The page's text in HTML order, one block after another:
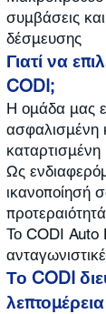
συμβάσεις
δέσμευσης
Γιατί να
CODI;
Η ομάδα μας
ασφαλισμένη
καταρτισμένη
Ως
ικανοποίησή
Το CODI Auto
Το CODI